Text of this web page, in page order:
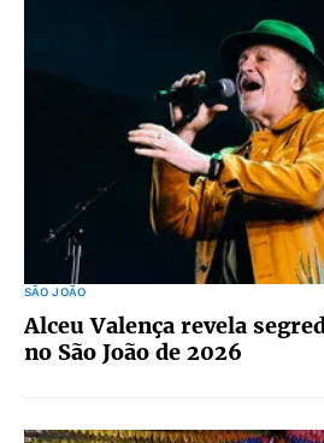
SÃO JOÃO
Alceu Valença revela
no São João de 2026